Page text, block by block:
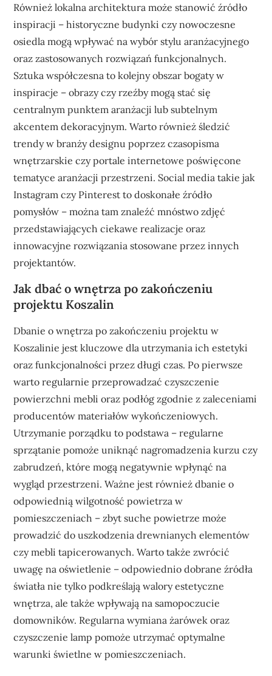
Również lokalna architektura może stanowić źródło
inspiracji – historyczne budynki czy nowoczesne
osiedla mogą wpływać na wybór stylu aranżacyjnego
oraz zastosowanych rozwiązań funkcjonalnych.
Sztuka współczesna to kolejny obszar bogaty w
inspiracje – obrazy czy rzeźby mogą stać się
centralnym punktem aranżacji lub subtelnym
akcentem dekoracyjnym. Warto również śledzić
trendy w branży designu poprzez czasopisma
wnętrzarskie czy portale internetowe poświęcone
tematyce aranżacji przestrzeni. Social media takie jak
Instagram czy Pinterest to doskonałe źródło
pomysłów – można tam znaleźć mnóstwo zdjęć
przedstawiających ciekawe realizacje oraz
innowacyjne rozwiązania stosowane przez innych
projektantów.
Jak dbać o wnętrza po zakończeniu
projektu Koszalin
Dbanie o wnętrza po zakończeniu projektu w
Koszalinie jest kluczowe dla utrzymania ich estetyki
oraz funkcjonalności przez długi czas. Po pierwsze
warto regularnie przeprowadzać czyszczenie
powierzchni mebli oraz podłóg zgodnie z zaleceniami
producentów materiałów wykończeniowych.
Utrzymanie porządku to podstawa – regularne
sprzątanie pomoże uniknąć nagromadzenia kurzu czy
zabrudzeń, które mogą negatywnie wpłynąć na
wygląd przestrzeni. Ważne jest również dbanie o
odpowiednią wilgotność powietrza w
pomieszczeniach – zbyt suche powietrze może
prowadzić do uszkodzenia drewnianych elementów
czy mebli tapicerowanych. Warto także zwrócić
uwagę na oświetlenie – odpowiednio dobrane źródła
światła nie tylko podkreślają walory estetyczne
wnętrza, ale także wpływają na samopoczucie
domowników. Regularna wymiana żarówek oraz
czyszczenie lamp pomoże utrzymać optymalne
warunki świetlne w pomieszczeniach.